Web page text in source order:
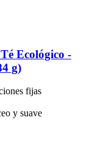
Ecológico -​
g)
fijas
y suave